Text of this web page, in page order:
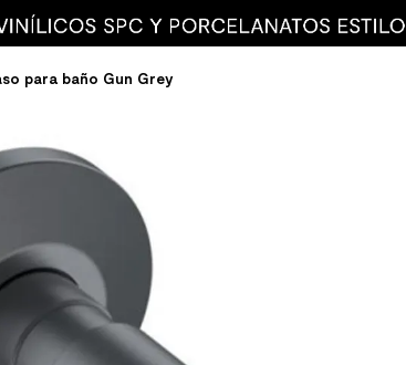
para baño Gun Grey